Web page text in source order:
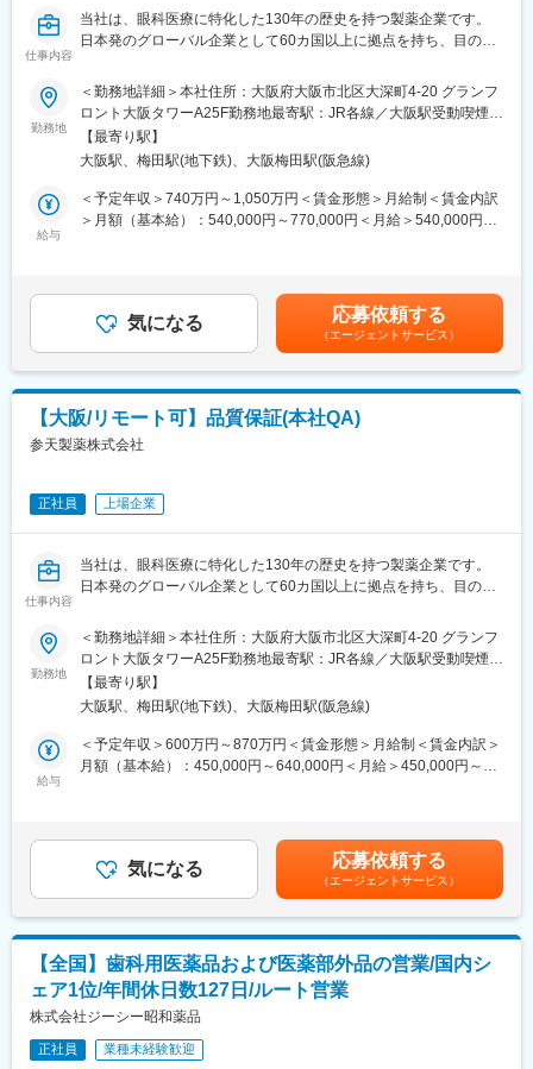
当社は眼科領域に特化したスペシャリティファーマです。
ドライアイ治療薬を始めとした、幅広い点眼薬（目薬）を提案す
■研修体制：
＜入社後＞
大阪本社にて、1か月半～2か月間の初期研修を行います。
＜配属後＞
・先輩社員がOJTでサポートします。チーム制となっており、1グ
情報などをキャッチアップする機会があります。
・MR教育の専門部署があり、定期的に階層別研修、MR向けの研
修もあり、配属後も着実にスキルアップしていける環境です。
■勤務地について：
・初期配属地はご希望を考慮し検討いたします。
（京都府、東京都、青森県、愛知県、岐阜県いずれかのエリアで
は優先的に採用を行っております）
アに支店やサテライトオフィスがあるため、会議等やオフィスワ
■働き方：
・土日祝休み／年間休日128日
・「くるみん」「えるぼし」取得
■各種手当・福利厚生：
・社宅制度あり（適用条件あり・入社から7年間まで適用）
・日当あり（別途支給）
変更の範囲：会社の定める業務
仕事内容
当社は、眼科医療に特化した130年の歴史を持つ製薬企業です。
日本発のグローバル企業として60カ国以上に拠点を持ち、目の健
供し、世界中の人々の視覚に関わる社会問題に取り組んでいま
す。
■業務概要：
日本およびグローバルの事業部門と連携しながら、業務の有効
性、業務効率、および組織パフォーマンスの向上につながるデジ
タルソリューションおよび情報システムの企画・設計・導入・運
用支援を担います。
ることもあります。
信頼されるDigital & IT Business Partnerとして、事業部門、
Digital & IT組織、外部パートナーと密接に連携しながら、ビジネ
■ビジネスパートナーシップ
・R&Dおよび関連部門のステークホルダーと信頼関係を構築し、
タルソリューションを提案し、その導入・活用を支援する。
・ビジネス部門とIT部門の橋渡し役として、優先順位、期待値、
■プロジェクト推進
・担当するITプロジェクトおよび施策について、計画策定、実
・プロジェクトにおける課題やリスクを主体的に特定・管理し、
適切な対策を推進することで、円滑なプロジェクト遂行を実現す
る。
・社内外の関係者と連携しながら、プロジェクトの成功に向けて
■ソリューション・システム管理
・担当するシステムおよびアプリケーションの安定運用と継続的
する情報を、関係者へ適切に共有する。
・グローバルおよびリージョナルのITチームと連携し、IT戦略、お
よび各種イニシアチブの実行を支援する。
変更の範囲：会社の定める業務
勤務地
＜勤務地詳細＞本社住所：大阪府大阪市北区大深町4-20 グランフ
ロント大阪タワーA25F勤務地最寄駅：JR各線／大阪駅受動喫煙対
策：屋内全面禁煙変更の範囲：会社の定める事業所（リモートワ
ーク含む）
【最寄り駅】
大阪駅、梅田駅(地下鉄)、大阪梅田駅(阪急線)
給与
＜予定年収＞740万円～1,050万円＜賃金形態＞月給制＜賃金内訳
＞月額（基本給）：540,000円～770,000円＜月給＞540,000円～
り、選考を通じて上下する可能性があります。月給(月額)は固定手
当を含めた表記です。
気になる 応募依頼する
（エージェントサービス）
【大阪/リモート可】品質保証(本社QA)
参天製薬株式会社
正社員 上場企業
仕事内容
当社は、眼科医療に特化した130年の歴史を持つ製薬企業です。
日本発のグローバル企業として60カ国以上に拠点を持ち、目の健
供し、世界中の人々の視覚に関わる社会問題に取り組んでいま
す。本ポジションは、本社QA職として活躍頂きます。
■業務内容：
・配属先は、日本国内で製造販売する医療用/一般用医薬品・健康
補助食品の品質保証体制の維持・管理、および海外輸出入品を扱
う本社品質保証機能（グローバル機能）を担っています。
・当社日本法人における GMP/GDP 品質部門の主導役を務め、
改善し、製造管理及び品質管理の適正運用を確認することで、医
療用/一般用医薬品、健康補助食品および治験薬の品質保証を適切
に行うことを基本使命としています。
テムの構築と維持管理および強固なプロセスの構築・標準化に向
けた改善を行う。
・GQP管理基準および手順に準拠した医薬品品質システム（逸
築、維持、改善する
勤務地
＜勤務地詳細＞本社住所：大阪府大阪市北区大深町4-20 グランフ
ロント大阪タワーA25F勤務地最寄駅：JR各線／大阪駅受動喫煙対
策：屋内全面禁煙変更の範囲：会社の定める事業所（リモートワ
ーク含む）
【最寄り駅】
大阪駅、梅田駅(地下鉄)、大阪梅田駅(阪急線)
給与
＜予定年収＞600万円～870万円＜賃金形態＞月給制＜賃金内訳＞
月額（基本給）：450,000円～640,000円＜月給＞450,000円～
あり、選考を通じて上下する可能性があります。月給(月額)は固定
手当を含めた表記です。
気になる 応募依頼する
（エージェントサービス）
【全国】歯科用医薬品および医薬部外品の営業/国内シ
ェア1位/年間休日数127日/ルート営業
株式会社ジーシー昭和薬品
正社員 業種未経験歓迎